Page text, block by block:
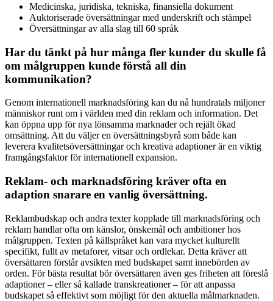
Medicinska, juridiska, tekniska, finansiella dokument
Auktoriserade översättningar med underskrift och stämpel
Översättningar av alla slag till 60 språk
Har du tänkt på hur många fler kunder du skulle få
om målgruppen kunde förstå all din
kommunikation?
Genom internationell marknadsföring kan du nå hundratals miljoner
människor runt om i världen med din reklam och information. Det
kan öppna upp för nya lönsamma marknader och rejält ökad
omsättning. Att du väljer en översättningsbyrå som både kan
leverera kvalitetsöversättningar och kreativa adaptioner är en viktig
framgångsfaktor för internationell expansion.
Reklam- och marknadsföring kräver ofta en
adaption snarare en vanlig översättning.
Reklambudskap och andra texter kopplade till marknadsföring och
reklam handlar ofta om känslor, önskemål och ambitioner hos
målgruppen. Texten på källspråket kan vara mycket kulturellt
specifikt, fullt av metaforer, vitsar och ordlekar. Detta kräver att
översättaren förstår avsikten med budskapet samt innebörden av
orden. För bästa resultat bör översättaren även ges friheten att föreslå
adaptioner – eller så kallade transkreationer – för att anpassa
budskapet så effektivt som möjligt för den aktuella målmarknaden.